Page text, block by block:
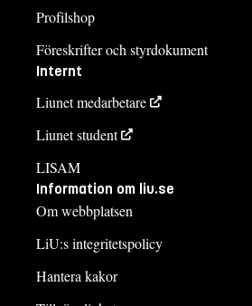
Profilshop
Föreskrifter och styrdokument
Internt
Liunet medarbetare
Liunet student
LISAM
Information om liu.se
Om webbplatsen
LiU:s integritetspolicy
Hantera kakor